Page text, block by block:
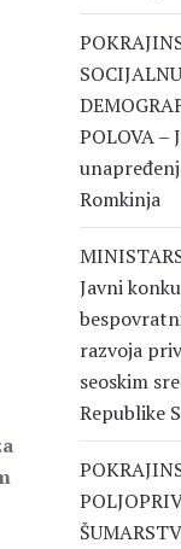
POLOVA –
Romkinja
Javni
razvoja
seoskim
Republike